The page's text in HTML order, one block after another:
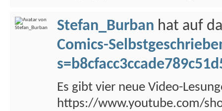
Stefan_Burban hat auf
Comics-
Es gibt vier neue Video-
https://www.youtube.com/